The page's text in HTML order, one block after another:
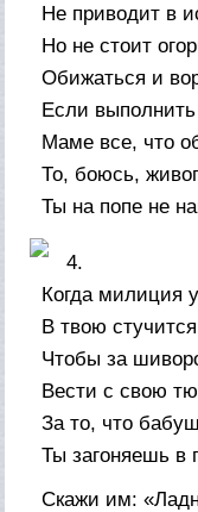
Не приводит в
Но не стоит
Обижаться и
Если выполнить
Маме все, что
То, боюсь,
Ты на попе не
4.
Когда милиция
В твою
Чтобы за
Вести с свою
За то, что
Ты загоняешь в
Скажи им: